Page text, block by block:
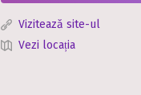
Vizitează site-ul
Vezi locația